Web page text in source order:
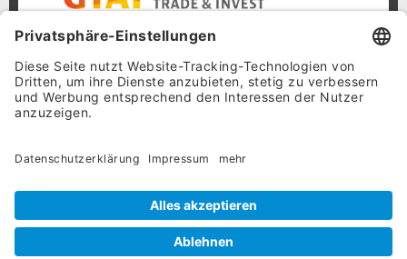
Footer Navigation
Inhalt
Cookie-Einstellungen
Datenschutz